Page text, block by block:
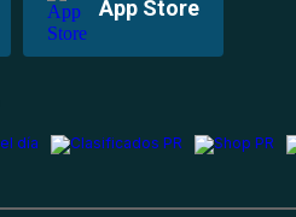
App Store